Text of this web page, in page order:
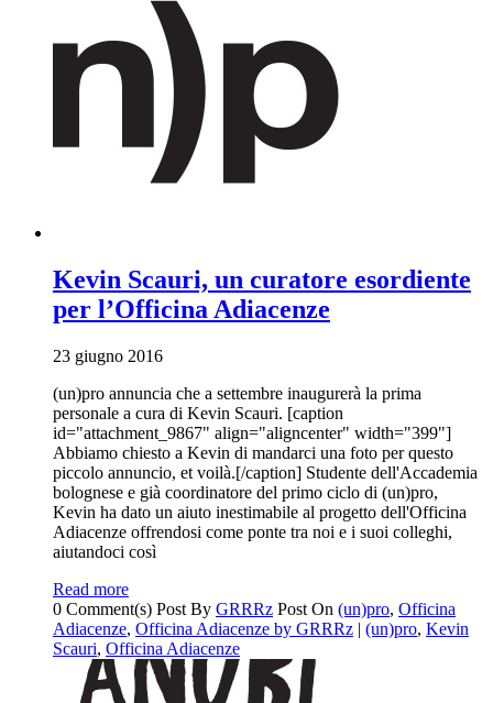
Kevin Scauri, un curatore esordiente
per l’Officina Adiacenze
23 giugno 2016
(un)pro annuncia che a settembre inaugurerà la prima
personale a cura di Kevin Scauri. [caption
id="attachment_9867" align="aligncenter" width="399"]
Abbiamo chiesto a Kevin di mandarci una foto per questo
piccolo annuncio, et voilà.[/caption] Studente dell'Accademia
bolognese e già coordinatore del primo ciclo di (un)pro,
Kevin ha dato un aiuto inestimabile al progetto dell'Officina
Adiacenze offrendosi come ponte tra noi e i suoi colleghi,
aiutandoci così
Read more
0 Comment(s) Post By GRRRz Post On (un)pro, Officina
Adiacenze, Officina Adiacenze by GRRRz | (un)pro, Kevin
Scauri, Officina Adiacenze